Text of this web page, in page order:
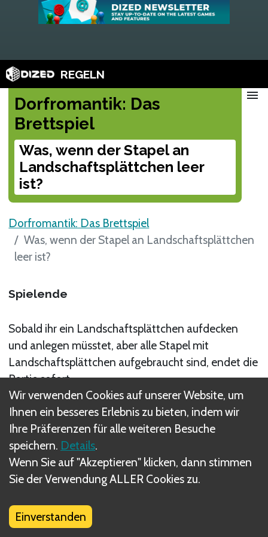
REGELN
Dorfromantik: Das
Brettspiel
Was, wenn der Stapel an
Landschaftsplättchen leer
ist?
menu
Dorfromantik: Das Brettspiel
Was, wenn der Stapel an Landschaftsplättchen
leer ist?
Spielende
Sobald ihr ein Landschaftsplättchen aufdecken
und anlegen müss­tet, aber alle Stapel mit
Landschaftsplättchen aufgebraucht sind, endet die
Partie sofort.
Verwandte Regel(n)
Spielende
Was sind DIZED Regeln?
Wir verwenden Cookies auf unserer Website, um
Ihnen ein besseres Erlebnis zu bieten, indem wir
Ihre Präferenzen für alle weiteren Besuche
speichern. Details.
Wenn Sie auf "Akzeptieren" klicken, dann stimmen
Sie der Verwendung ALLER Cookies zu.
Einverstanden